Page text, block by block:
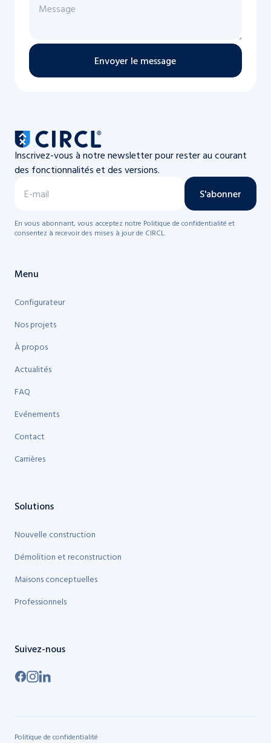
Envoyer le message
Inscrivez-vous à notre newsletter pour rester au courant
des fonctionnalités et des versions.
S'abonner
En vous abonnant, vous acceptez notre Politique de confidentialité et
consentez à recevoir des mises à jour de CIRCL.
Menu
Configurateur
Nos projets
À propos
Actualités
FAQ
Evénements
Contact
Carrières
Solutions
Nouvelle construction
Démolition et reconstruction
Maisons conceptuelles
Professionnels
Suivez-nous
Politique de confidentialité